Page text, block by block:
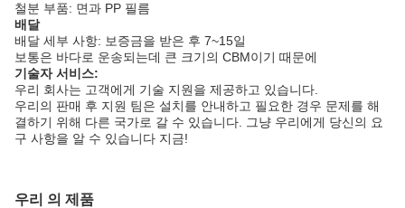
철분 부품: 면과 PP 필름
배달
배달 세부 사항: 보증금을 받은 후 7~15일
보통은 바다로 운송되는데 큰 크기의 CBM이기 때문에
기술자 서비스:
우리 회사는 고객에게 기술 지원을 제공하고 있습니다.
우리의 판매 후 지원 팀은 설치를 안내하고 필요한 경우 문제를 해
결하기 위해 다른 국가로 갈 수 있습니다. 그냥 우리에게 당신의 요
구 사항을 알 수 있습니다 지금!
우리 의 제품